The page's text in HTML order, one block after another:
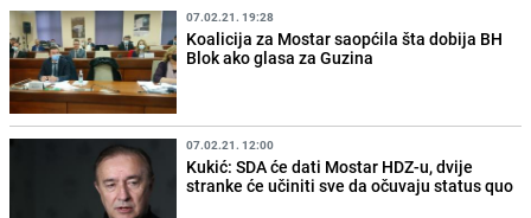
07.02.21. 19:28
Koalicija za Mostar saopćila šta dobija BH
Blok ako glasa za Guzina
07.02.21. 12:00
Kukić: SDA će dati Mostar HDZ-u, dvije
stranke će učiniti sve da očuvaju status quo